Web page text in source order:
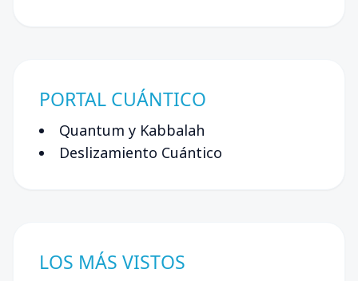
PORTAL CUÁNTICO
Quantum y Kabbalah
Deslizamiento Cuántico
LOS MÁS VISTOS